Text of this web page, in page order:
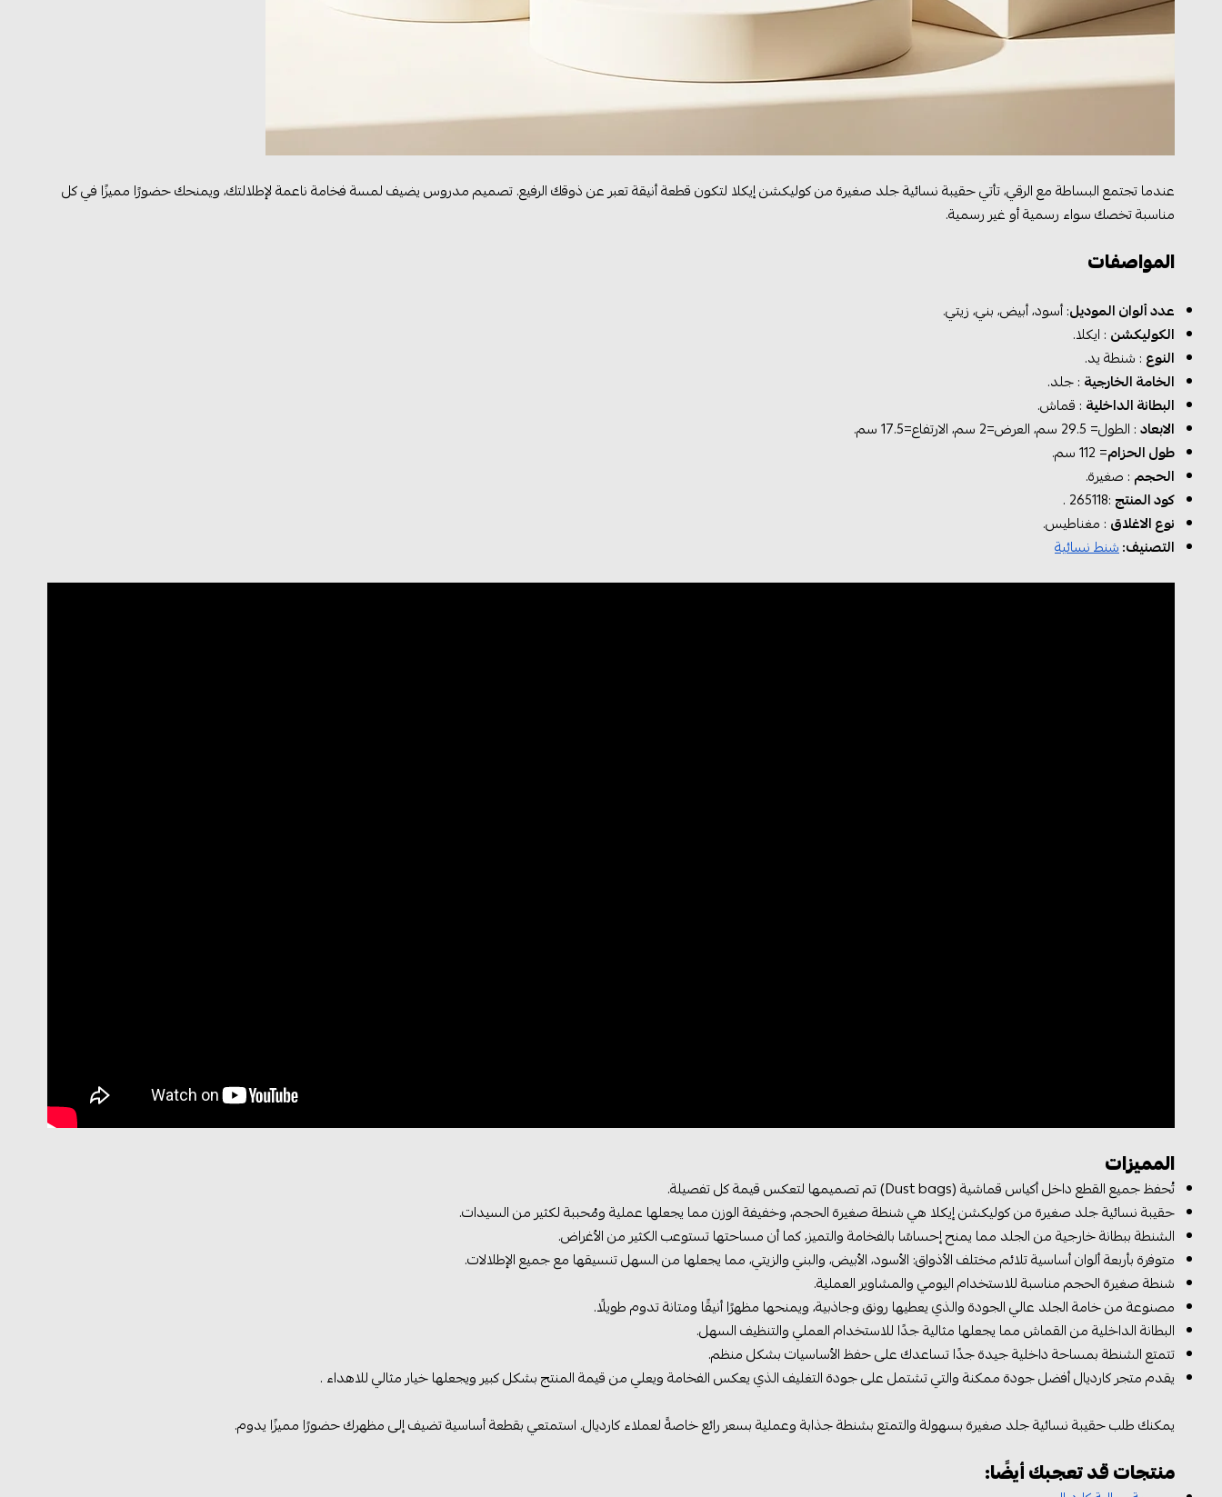
عندما تجتمع البساطة مع الرقي، تأتي حقيبة نسائية جلد صغيرة من كوليكشن إيكلا لتكون قطعة أنيقة تعبر عن ذوقك الرفيع. تصميم مدروس يضيف لمسة فخامة ناعمة لإطلالتك، ويمنحك حضورًا مميزًا في كل
مناسبة تخصك سواء رسمية أو غير رسمية.
المواصفات
عدد ألوان الموديل: أسود، أبيض، بني، زيتي.
الكوليكشن : ايكلا.
النوع : شنطة يد.
الخامة الخارجية : جلد.
البطانة الداخلية : قماش.
الابعاد: الطول= 29.5 سم، العرض=2 سم، الارتفاع=17.5 سم.
طول الحزام= 112 سم.
الحجم : صغيرة.
كود المنتج :265118 .
نوع الاغلاق : مغناطيس.
التصنيف:شنط نسائية
المميزات
تُحفظ جميع القطع داخل أكياس قماشية (Dust bags) تم تصميمها لتعكس قيمة كل تفصيلة.
حقيبة نسائية جلد صغيرة من كوليكشن إيكلا هي شنطة صغيرة الحجم، وخفيفة الوزن مما يجعلها عملية ومُحببة لكثير من السيدات.
الشنطة ببطانة خارجية من الجلد مما يمنح إحساسًا بالفخامة والتميز، كما أن مساحتها تستوعب الكثير من الأغراض.
متوفرة بأربعة ألوان أساسية تلائم مختلف الأذواق: الأسود، الأبيض، والبني والزيتي، مما يجعلها من السهل تنسيقها مع جميع الإطلالات.
شنطة صغيرة الحجم مناسبة للاستخدام اليومي والمشاوير العملية.
مصنوعة من خامة الجلد عالي الجودة والذي يعطيها رونق وجاذبية، ويمنحها مظهرًا أنيقًا ومتانة تدوم طويلًا.
البطانة الداخلية من القماش مما يجعلها مثالية جدًا للاستخدام العملي والتنظيف السهل.
تتمتع الشنطة بمساحة داخلية جيدة جدًا تساعدك على حفظ الأساسيات بشكل منظم.
يقدم متجر كارديال أفضل جودة ممكنة والتي تشتمل على جودة التغليف الذي يعكس الفخامة ويعلي من قيمة المنتج بشكل كبير ويجعلها خيار مثالي للاهداء .
يمكنك طلب حقيبة نسائية جلد صغيرة بسهولة والتمتع بشنطة جذابة وعملية بسعر رائع خاصةً لعملاء كارديال. استمتعي بقطعة أساسية تضيف إلى مظهرك حضورًا مميزًا يدوم.
منتجات قد تعجبك أيضًا: